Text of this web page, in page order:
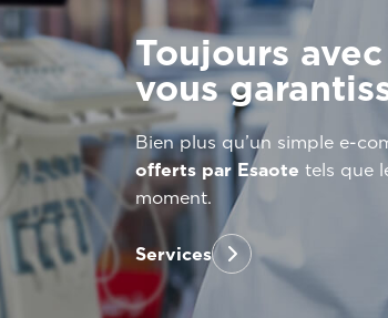
Toujours
vous
Bien plus qu’un simple e-
offerts par Esaote tels que
moment.
Services